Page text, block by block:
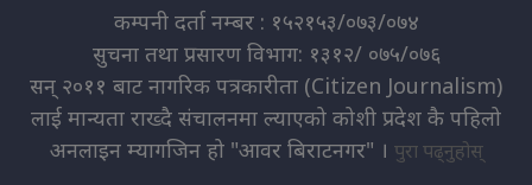
कम्पनी दर्ता नम्बर : १५२१५३/०७३/०७४
सुचना तथा प्रसारण विभाग: १३१२/ ०७५/०७६
सन् २०११ बाट नागरिक पत्रकारीता (Citizen Journalism)
लाई मान्यता राख्दै संचालनमा ल्याएको कोशी प्रदेश कै पहिलो
अनलाइन म्यागजिन हो "आवर बिराटनगर" । पुरा पढ्नुहोस्